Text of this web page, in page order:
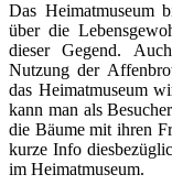
Das Heimatmuseum
über die
dieser Gegend.
Nutzung der
das Heimatmuseum
kann man als
die Bäume mit ihren
kurze Info
im Heimatmuseum.